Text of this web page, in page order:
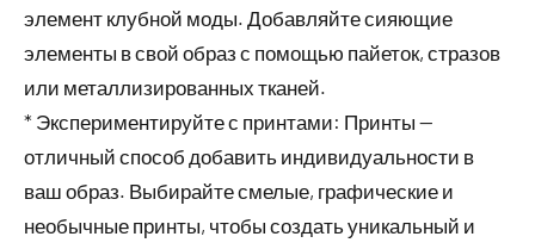
элемент клубной моды. Добавляйте сияющие
элементы в свой образ с помощью пайеток, стразов
или металлизированных тканей.
* Экспериментируйте с принтами: Принты —
отличный способ добавить индивидуальности в
ваш образ. Выбирайте смелые, графические и
необычные принты, чтобы создать уникальный и